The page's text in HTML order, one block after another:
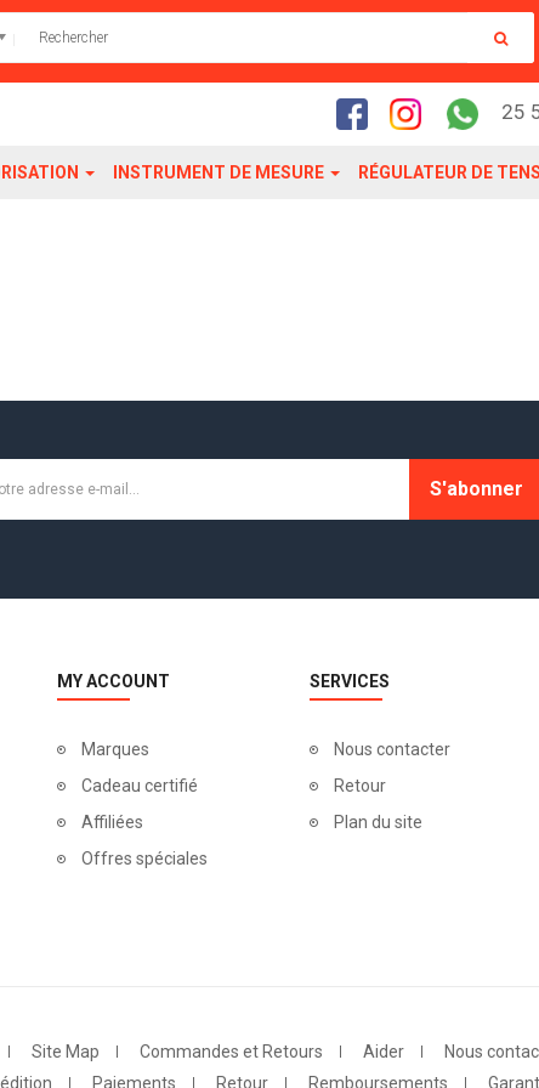
25
INSTRUMENT DE MESURE RÉGULATEUR DE
S'abonner
MY ACCOUNT
Marques
Cadeau certifié
Affiliées
Offres spéciales
SERVICES
Nous contacter
Retour
Plan du site
Site Map Commandes et Retours Aider Nous
Paiements Retour Remboursements